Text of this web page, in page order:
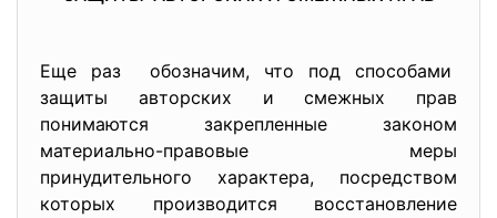
Еще раз обозначим, что под способами
защиты авторских и смежных прав
понимаются закрепленные законом
материально-правовые меры
принудительного характера, посредством
которых производится восстановление